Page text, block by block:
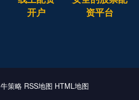
开户
资平台
牛策略 RSS地图 HTML地图